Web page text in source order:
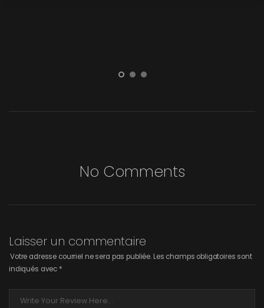
No Comments
Laisser un commentaire
Votre adresse courriel ne sera pas publiée. Les champs obligatoires sont
indiqués avec *